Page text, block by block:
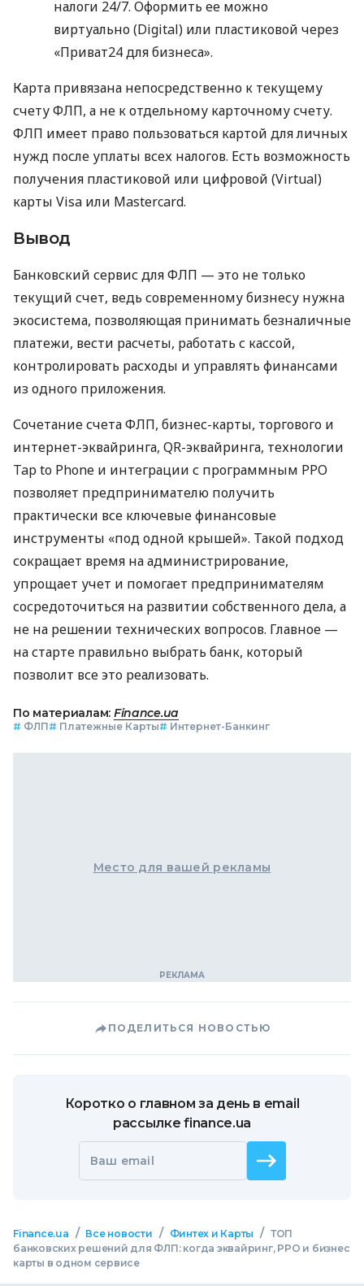
налоги 24/7. Оформить ее можно
виртуально (Digital) или пластиковой через
«Приват24 для бизнеса».
Карта привязана непосредственно к текущему
счету ФЛП, а не к отдельному карточному счету.
ФЛП имеет право пользоваться картой для личных
нужд после уплаты всех налогов. Есть возможность
получения пластиковой или цифровой (Virtual)
карты Visa или Mastercard.
Вывод
Банковский сервис для ФЛП — это не только
текущий счет, ведь современному бизнесу нужна
экосистема, позволяющая принимать безналичные
платежи, вести расчеты, работать с кассой,
контролировать расходы и управлять финансами
из одного приложения.
Сочетание счета ФЛП, бизнес-карты, торгового и
интернет-эквайринга, QR-эквайринга, технологии
Tap to Phone и интеграции с программным РРО
позволяет предпринимателю получить
практически все ключевые финансовые
инструменты «под одной крышей». Такой подход
сокращает время на администрирование,
упрощает учет и помогает предпринимателям
сосредоточиться на развитии собственного дела, а
не на решении технических вопросов. Главное —
на старте правильно выбрать банк, который
позволит все это реализовать.
По материалам: Finance.ua
# ФЛП# Платежные Карты# Интернет-Банкинг
Место для вашей рекламы
ПОДЕЛИТЬСЯ НОВОСТЬЮ
Коротко о главном за день в email
рассылке finance.ua
Ваш email
Finance.ua / Все новости / Финтех и Карты / ТОП
банковских решений для ФЛП: когда эквайринг, РРО и бизнес
карты в одном сервисе